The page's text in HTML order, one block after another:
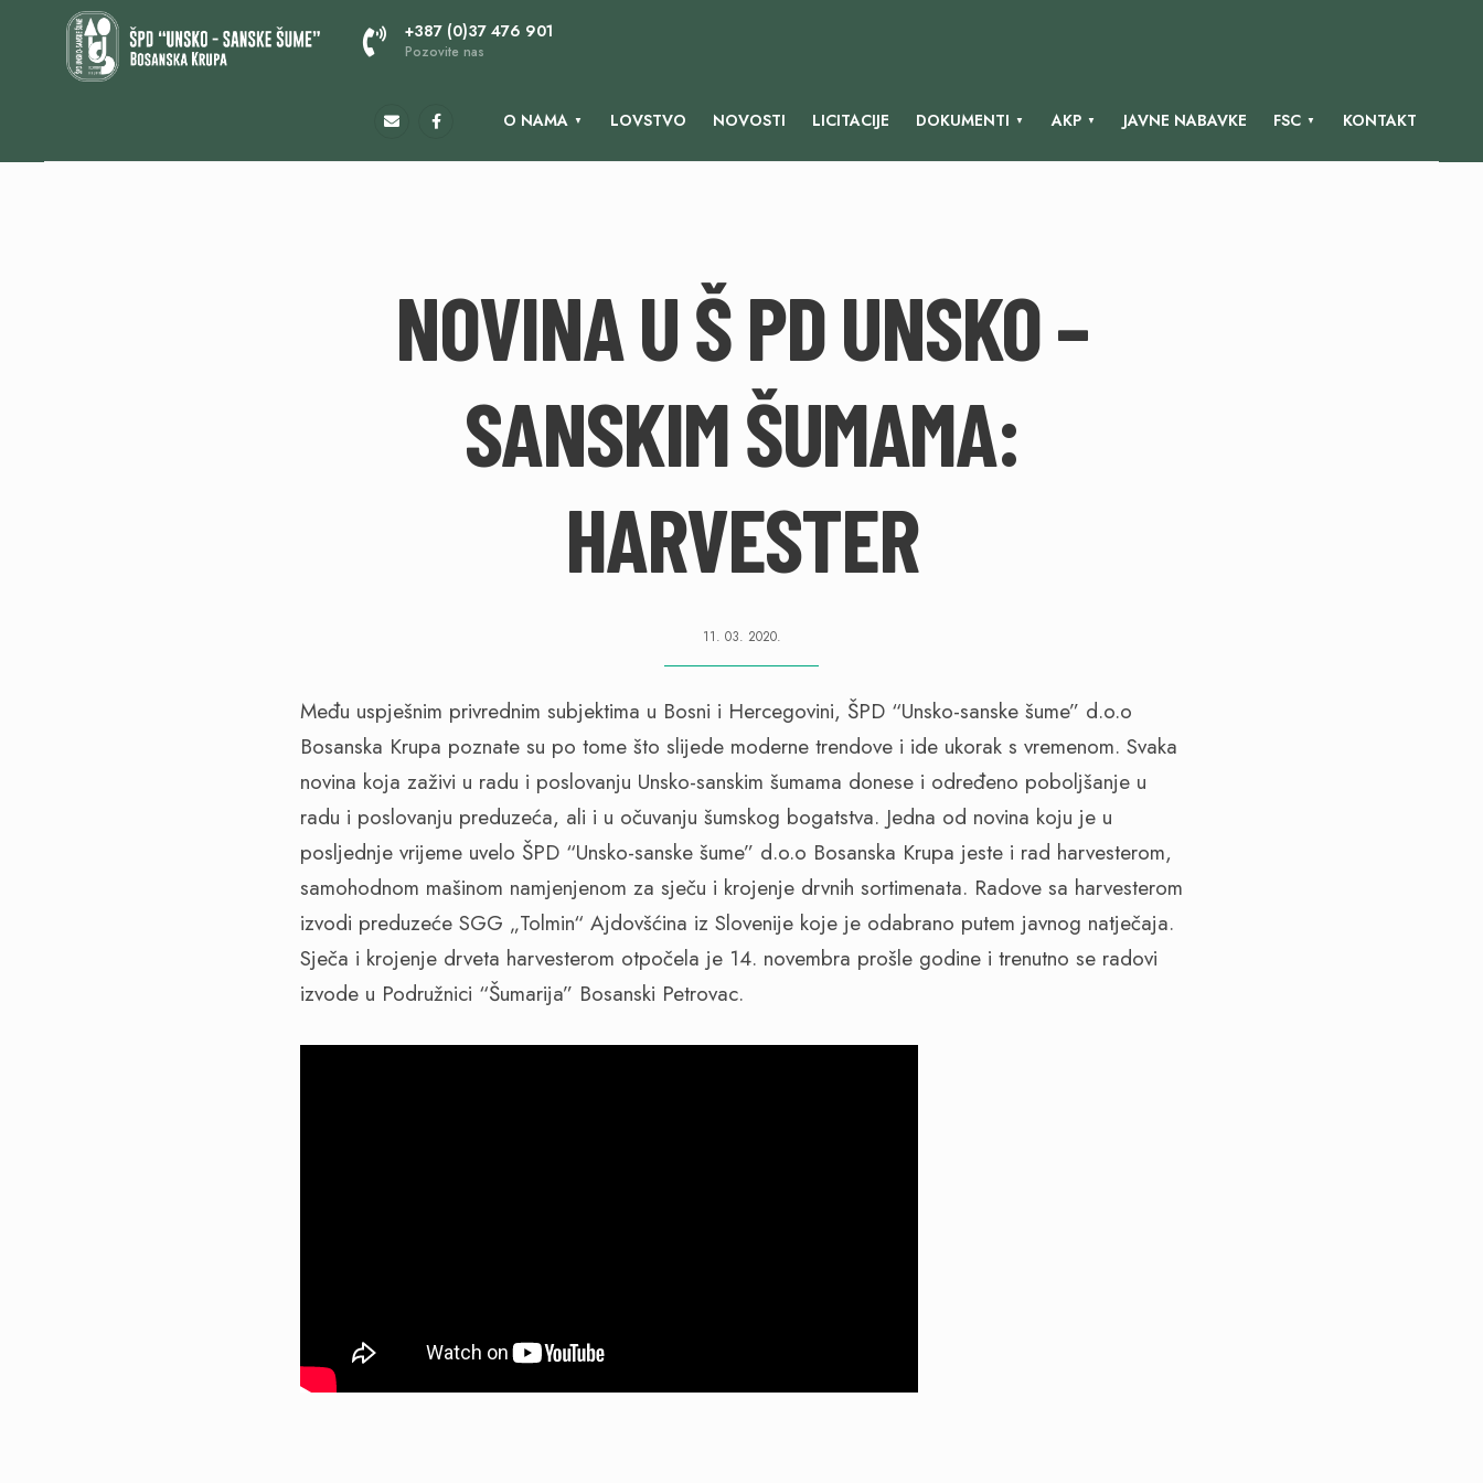
+387 (0)37 476 901
Pozovite nas
O NAMA LOVSTVO NOVOSTI LICITACIJE DOKUMENTI AKP JAVNE NABAVKE FSC KONTAKT
NOVINA U Š PD UNSKO –
SANSKIM ŠUMAMA:
HARVESTER
11. 03. 2020.
Među uspješnim privrednim subjektima u Bosni i Hercegovini, ŠPD “Unsko-sanske šume” d.o.o
Bosanska Krupa poznate su po tome što slijede moderne trendove i ide ukorak s vremenom. Svaka
novina koja zaživi u radu i poslovanju Unsko-sanskim šumama donese i određeno poboljšanje u
radu i poslovanju preduzeća, ali i u očuvanju šumskog bogatstva. Jedna od novina koju je u
posljednje vrijeme uvelo ŠPD “Unsko-sanske šume” d.o.o Bosanska Krupa jeste i rad harvesterom,
samohodnom mašinom namjenjenom za sječu i krojenje drvnih sortimenata. Radove sa harvesterom
izvodi preduzeće SGG „Tolmin“ Ajdovšćina iz Slovenije koje je odabrano putem javnog natječaja.
Sječa i krojenje drveta harvesterom otpočela je 14. novembra prošle godine i trenutno se radovi
izvode u Podružnici “Šumarija” Bosanski Petrovac.